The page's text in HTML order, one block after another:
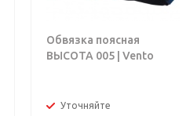
Обвязка поясная
ВЫСОТА 005 | Vento
Уточняйте